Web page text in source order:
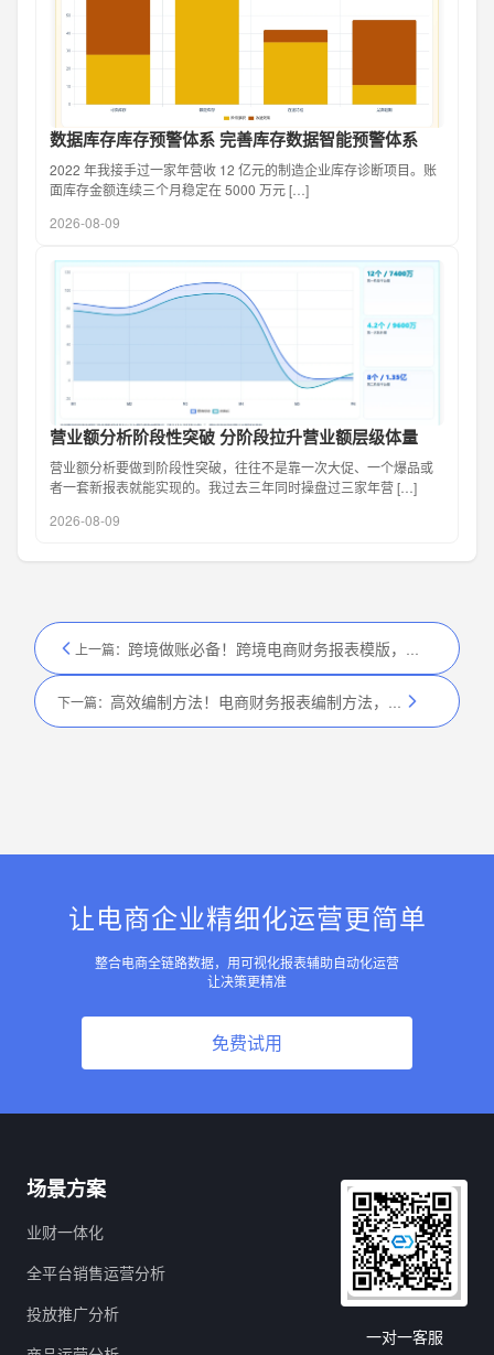
数据库存库存预警体系 完善库存数据智能预警体系
2022 年我接手过一家年营收 12 亿元的制造企业库存诊断项目。账
面库存金额连续三个月稳定在 5000 万元 […]
2026-08-09
营业额分析阶段性突破 分阶段拉升营业额层级体量
营业额分析要做到阶段性突破，往往不是靠一次大促、一个爆品或
者一套新报表就能实现的。我过去三年同时操盘过三家年营 […]
2026-08-09
上一篇： 跨境做账必备！跨境电商财务报表模版，高清可打印
下一篇： 高效编制方法！电商财务报表编制方法，财务效率提升 50%
让电商企业精细化运营更简单
整合电商全链路数据，用可视化报表辅助自动化运营
让决策更精准
免费试用
场景方案
业财一体化
全平台销售运营分析
投放推广分析
一对一客服